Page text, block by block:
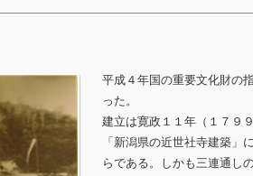
平成４年国の重要文化財の
った。
建立は寛政１１年（１７９
「新潟県の近世社寺建築
らである。しかも三連通し